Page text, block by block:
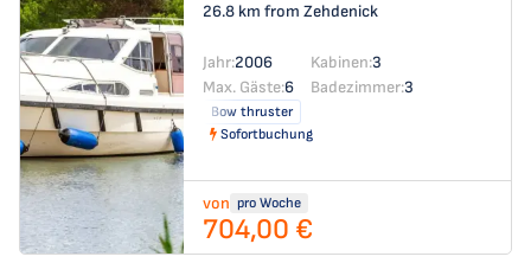
26.8 km from Zehdenick
Jahr:2006 Kabinen:3
Max. Gäste:6 Badezimmer:3
Bow thruster
Sofortbuchung
von pro Woche
704,00 €